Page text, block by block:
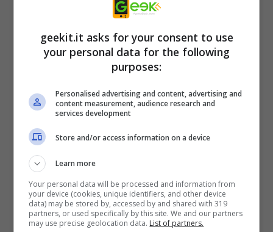
BLEACH è una celebre serie di fumetti
d’azione pubblicata dal 2001 al 2016 sulla
rivista di manga shōnen Weekly Shonen
Jump. La serie animata è andata in onda dal
2004 a marzo 2012, e sono stati prodotti
finora quattro lungometraggi. L’ultima
geekit.it asks for your consent to use
your personal data for the following
purposes:
Personalised advertising and content, advertising and
content measurement, audience research and
services development
Store and/or access information on a device
Learn more
Your personal data will be processed and information from
your device (cookies, unique identifiers, and other device
data) may be stored by, accessed by and shared with 319
partners, or used specifically by this site. We and our partners
may use precise geolocation data. List of partners.